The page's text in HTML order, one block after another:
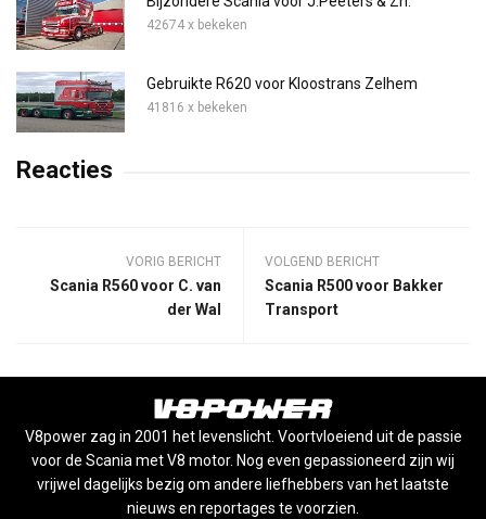
42674 x bekeken
Gebruikte R620 voor Kloostrans Zelhem
41816 x bekeken
Reacties
VORIG BERICHT
Scania R560 voor C. van
der Wal
VOLGEND BERICHT
Scania R500 voor Bakker
Transport
V8power zag in 2001 het levenslicht. Voortvloeiend uit de passie
voor de Scania met V8 motor. Nog even gepassioneerd zijn wij
vrijwel dagelijks bezig om andere liefhebbers van het laatste
nieuws en reportages te voorzien.